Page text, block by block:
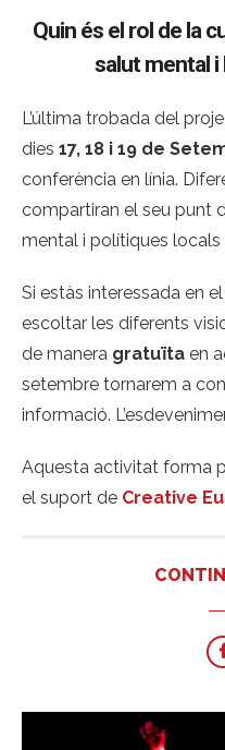
Quin és el rol de la
salut mental i
L’última trobada del
dies 17, 18 i 19 de
conferència en línia.
compartiran el seu punt
mental i polítiques locals
Si estàs interessada en
escoltar les diferents
de manera gratuïta en
setembre tornarem a
informació.
Aquesta activitat forma
el suport de Creative